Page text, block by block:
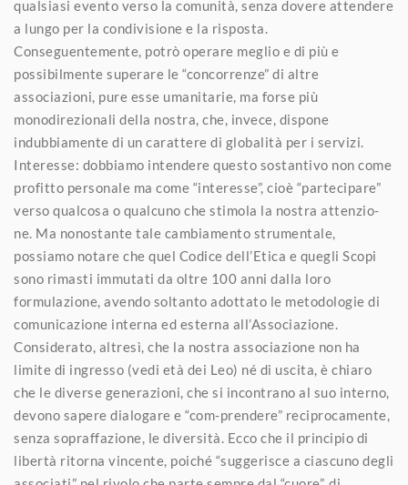
qualsiasi evento verso la comunità, senza dovere attendere
a lungo per la condivisione e la risposta.
Conseguentemente, potrò operare meglio e di più e
possibilmente superare le “concorrenze” di altre
associazioni, pure esse umanitarie, ma forse più
monodirezionali della nostra, che, invece, dispone
indubbiamente di un carattere di globalità per i servizi.
Interesse: dobbiamo intendere questo sostantivo non come
profitto personale ma come “interesse”, cioè “partecipare”
verso qualcosa o qualcuno che stimola la nostra attenzio-
ne. Ma nonostante tale cambiamento strumentale,
possiamo notare che quel Codice dell’Etica e quegli Scopi
sono rimasti immutati da oltre 100 anni dalla loro
formulazione, avendo soltanto adottato le metodologie di
comunicazione interna ed esterna all’Associazione.
Considerato, altresì, che la nostra associazione non ha
limite di ingresso (vedi età dei Leo) né di uscita, è chiaro
che le diverse generazioni, che si incontrano al suo interno,
devono sapere dialogare e “com-prendere” reciprocamente,
senza sopraffazione, le diversità. Ecco che il principio di
libertà ritorna vincente, poiché “suggerisce a ciascuno degli